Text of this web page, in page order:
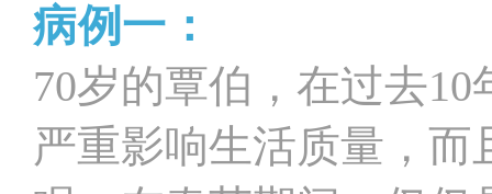
病例一：
70岁的覃伯，在过去
严重影响生活质量，